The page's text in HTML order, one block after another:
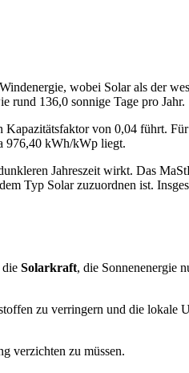
wobei Solar als der
rund 136,0 sonnige Tage pro Jahr.
von 0,04 führt.
976,40 kWh/kWp liegt.
Jahreszeit wirkt. Das
Typ Solar zuzuordnen ist.
die Solarkraft, die Sonnenenergie
zu verringern und die lokale
verzichten zu müssen.